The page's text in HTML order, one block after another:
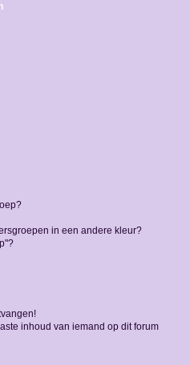
in een andere kleur?
inhoud van iemand op dit forum